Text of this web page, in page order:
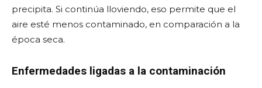
precipita. Si continúa lloviendo, eso permite que el
aire esté menos contaminado, en comparación a la
época seca.
Enfermedades ligadas a la contaminación